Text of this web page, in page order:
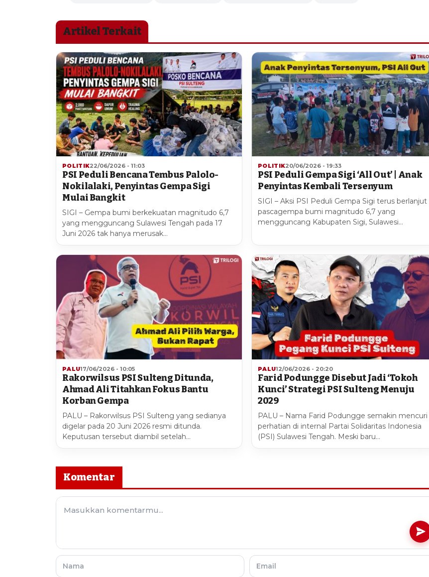
Artikel Terkait
POLITIK22/06/2026 - 11:03
PSI Peduli Bencana Tembus Palolo-
Nokilalaki, Penyintas Gempa Sigi
Mulai Bangkit
SIGI – Gempa bumi berkekuatan magnitudo 6,7
yang mengguncang Sulawesi Tengah pada 17
Juni 2026 tak hanya merusak…
POLITIK20/06/2026 - 19:33
PSI Peduli Gempa Sigi ‘All Out’ | Anak
Penyintas Kembali Tersenyum
SIGI – Aksi PSI Peduli Gempa Sigi terus berlanjut
pascagempa bumi magnitudo 6,7 yang
mengguncang Kabupaten Sigi, Sulawesi…
PALU17/06/2026 - 10:05
Rakorwilsus PSI Sulteng Ditunda,
Ahmad Ali Titahkan Fokus Bantu
Korban Gempa
PALU – Rakorwilsus PSI Sulteng yang sedianya
digelar pada 20 Juni 2026 resmi ditunda.
Keputusan tersebut diambil setelah…
PALU12/06/2026 - 20:20
Farid Podungge Disebut Jadi ‘Tokoh
Kunci’ Strategi PSI Sulteng Menuju
2029
PALU – Nama Farid Podungge semakin mencuri
perhatian di internal Partai Solidaritas Indonesia
(PSI) Sulawesi Tengah. Meski baru…
Komentar